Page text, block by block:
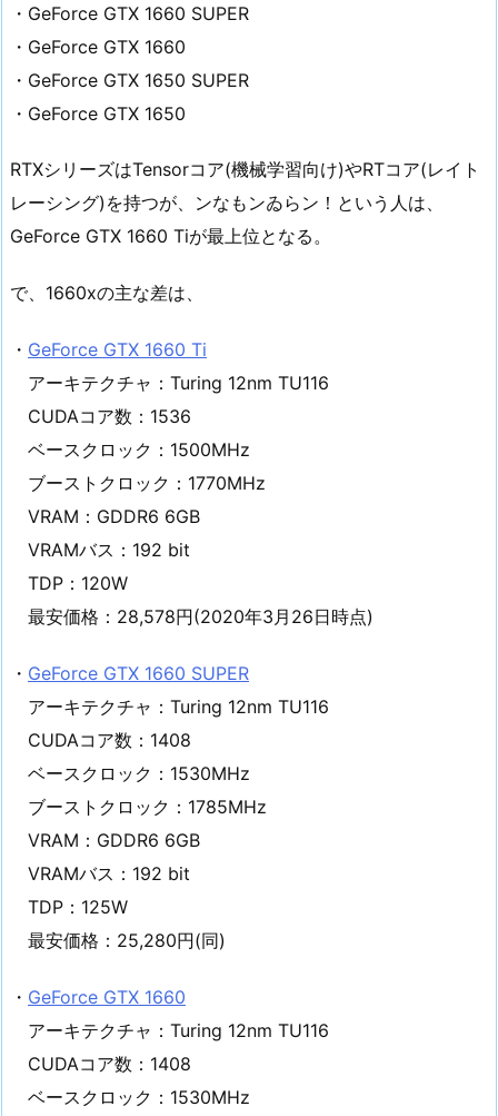
・GeForce GTX 1660 SUPER
・GeForce GTX 1660
・GeForce GTX 1650 SUPER
・GeForce GTX 1650
RTXシリーズはTensorコア(機械学習向け)やRTコア(レイト
レーシング)を持つが、ンなもンゐらン！という人は、
GeForce GTX 1660 Tiが最上位となる。
で、1660xの主な差は、
・ GeForce GTX 1660 Ti
アーキテクチャ：Turing 12nm TU116
CUDAコア数：1536
ベースクロック：1500MHz
ブーストクロック：1770MHz
VRAM：GDDR6 6GB
VRAMバス：192 bit
TDP：120W
最安価格：28,578円(2020年3月26日時点)
・ GeForce GTX 1660 SUPER
アーキテクチャ：Turing 12nm TU116
CUDAコア数：1408
ベースクロック：1530MHz
ブーストクロック：1785MHz
VRAM：GDDR6 6GB
VRAMバス：192 bit
TDP：125W
最安価格：25,280円(同)
・ GeForce GTX 1660
アーキテクチャ：Turing 12nm TU116
CUDAコア数：1408
ベースクロック：1530MHz